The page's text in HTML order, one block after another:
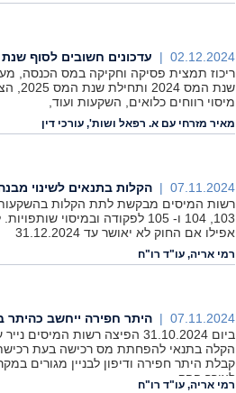
02.12.2024 |
עדכונים חשובים לסוף שנת
ריכוז תמצית פסיקה וחקיקה במס הכנסה,
שנת
מיסוי רווחים כלואים, השקעות ועוד,
מאיר מזרחי עם א. רפאל ושות', עורכי דין
07.11.2024 |
הקלות בתנאים לשינוי
רשות המיסים מבקשת לתת הקלות בהשקעות
103, 104 ו- 105 לפקודה ובמיסוי
אפילו אם החוק לא יאושר עד 31.12.2024
רמי אריה, עו"ד רו"ח
07.11.2024 |
היתר חפירה ייחשב כהיתר
הקלה בתנאי להפחתת מס רכישה בעת רכישת
קבלת היתר חפירה ודיפון לבניין מגורים
לצורך ההק...
רמי אריה, עו"ד רו"ח